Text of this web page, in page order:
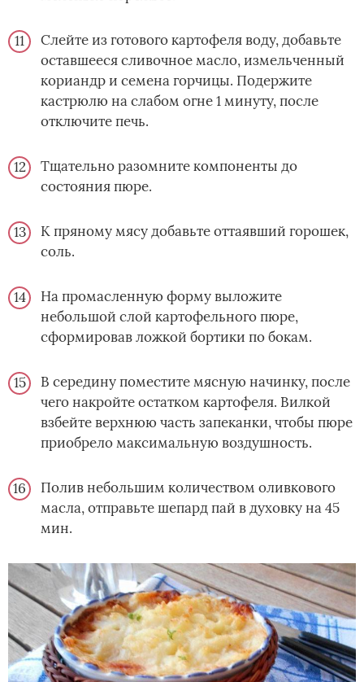
Слейте из готового картофеля воду, добавьте
оставшееся сливочное масло, измельченный
кориандр и семена горчицы. Подержите
кастрюлю на слабом огне 1 минуту, после
отключите печь.
Тщательно разомните компоненты до
состояния пюре.
К пряному мясу добавьте оттаявший горошек,
соль.
На промасленную форму выложите
небольшой слой картофельного пюре,
сформировав ложкой бортики по бокам.
В середину поместите мясную начинку, после
чего накройте остатком картофеля. Вилкой
взбейте верхнюю часть запеканки, чтобы пюре
приобрело максимальную воздушность.
Полив небольшим количеством оливкового
масла, отправьте шепард пай в духовку на 45
мин.